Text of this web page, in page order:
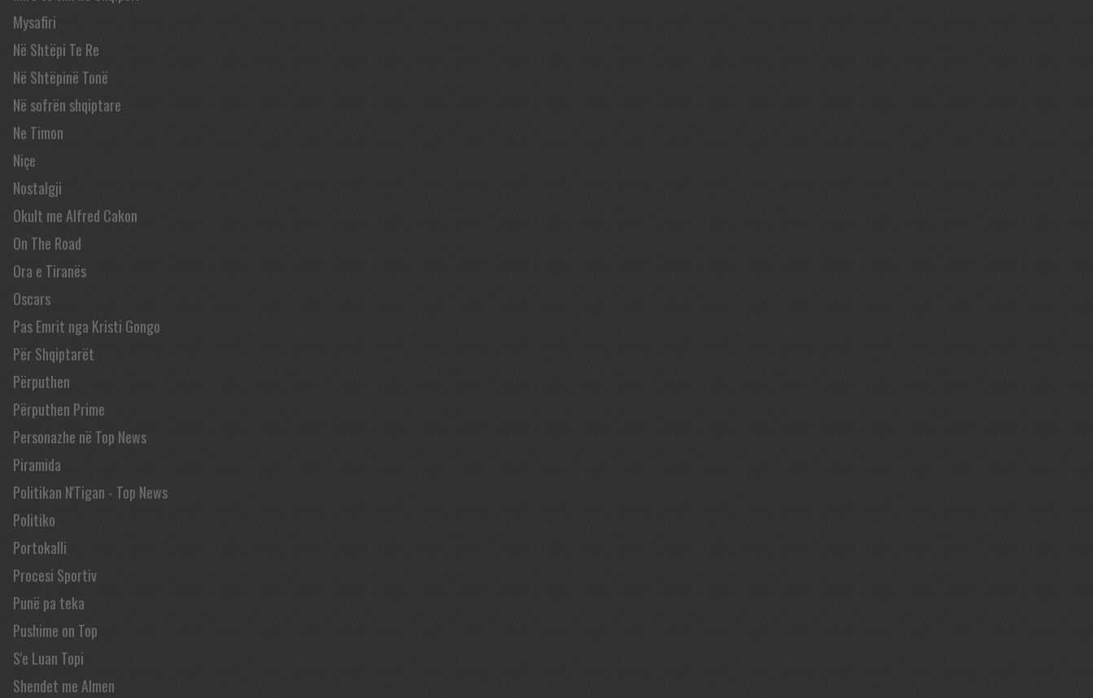
Mysafiri
Në Shtëpi Te Re
Në Shtëpinë Tonë
Në sofrën shqiptare
Ne Timon
Niçe
Nostalgji
Okult me Alfred Cakon
On The Road
Ora e Tiranës
Oscars
Pas Emrit nga Kristi Gongo
Për Shqiptarët
Përputhen
Përputhen Prime
Personazhe në Top News
Piramida
Politikan N'Tigan - Top News
Politiko
Portokalli
Procesi Sportiv
Punë pa teka
Pushime on Top
S'e Luan Topi
Shendet me Almen